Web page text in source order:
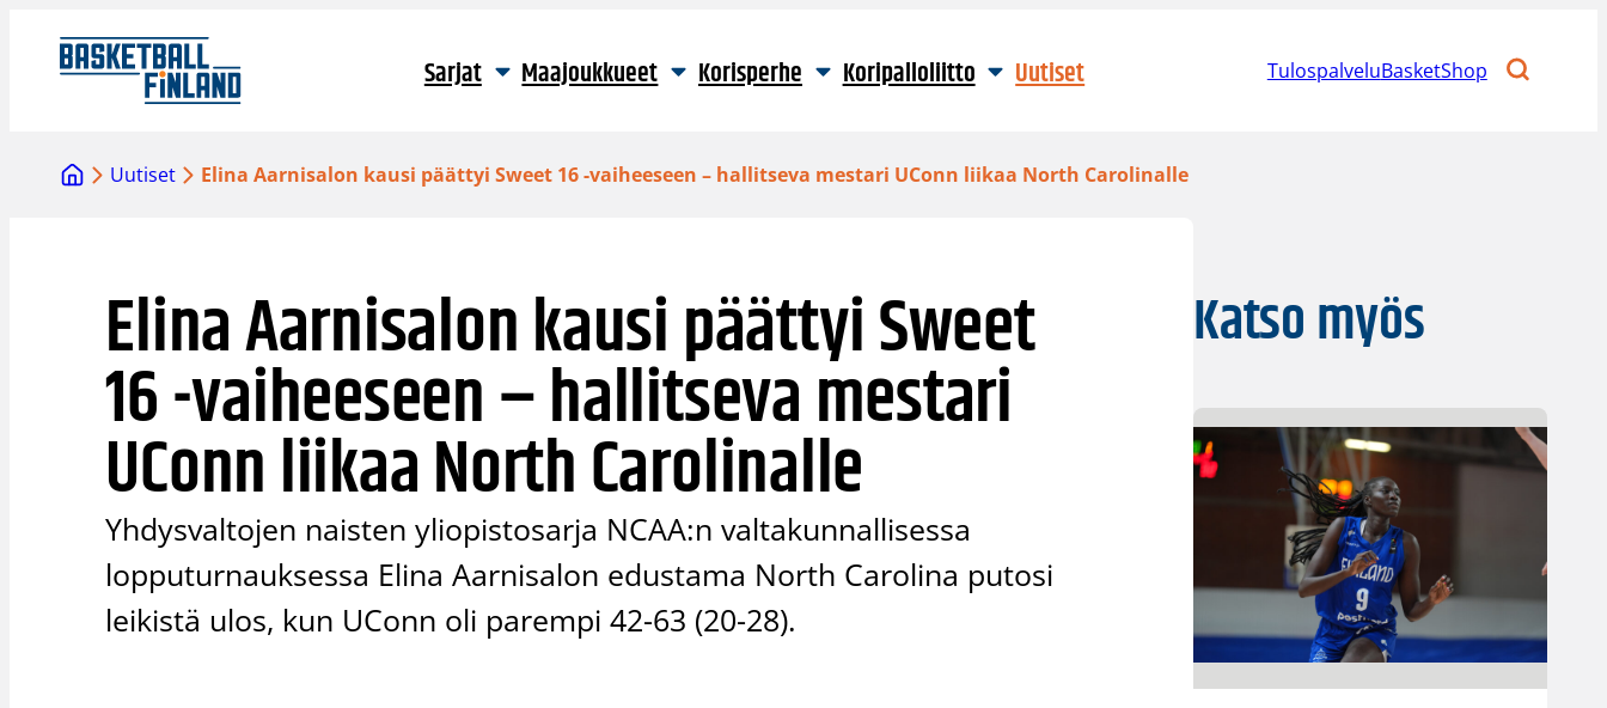
sisältöön
Sarjat Maajoukkueet Korisperhe Koripalloliitto Uutiset TulospalveluBasketShop
Uutiset Elina Aarnisalon kausi päättyi Sweet 16 -vaiheeseen – hallitseva mestari UConn liikaa North Carolinalle
Elina Aarnisalon kausi päättyi Sweet
16 -vaiheeseen – hallitseva mestari
UConn liikaa North Carolinalle
Yhdysvaltojen naisten yliopistosarja NCAA:n valtakunnallisessa
lopputurnauksessa Elina Aarnisalon edustama North Carolina putosi
leikistä ulos, kun UConn oli parempi 42-63 (20-28).
Katso myös